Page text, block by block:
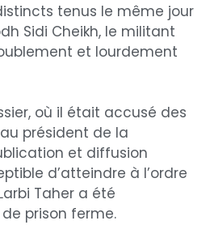
tenus le même jour
Sidi Cheikh, le militant
et lourdement
où il était accusé des
président de la
et diffusion
d’atteindre à l’ordre
Taher a été
prison ferme.